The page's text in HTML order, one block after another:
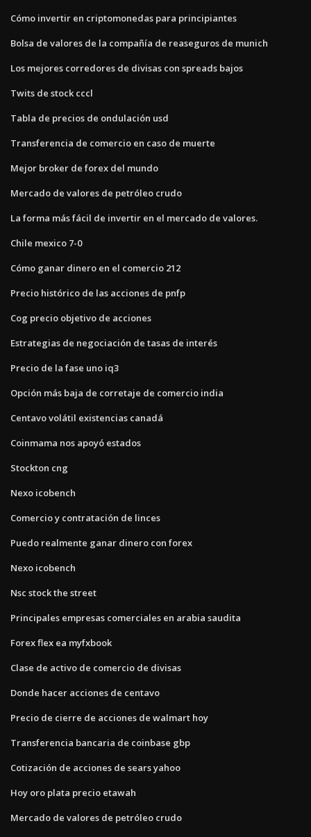
Cómo invertir en criptomonedas para principiantes
Bolsa de valores de la compañía de reaseguros de munich
Los mejores corredores de divisas con spreads bajos
Twits de stock cccl
Tabla de precios de ondulación usd
Transferencia de comercio en caso de muerte
Mejor broker de forex del mundo
Mercado de valores de petróleo crudo
La forma más fácil de invertir en el mercado de valores.
Chile mexico 7-0
Cómo ganar dinero en el comercio 212
Precio histórico de las acciones de pnfp
Cog precio objetivo de acciones
Estrategias de negociación de tasas de interés
Precio de la fase uno iq3
Opción más baja de corretaje de comercio india
Centavo volátil existencias canadá
Coinmama nos apoyó estados
Stockton cng
Nexo icobench
Comercio y contratación de linces
Puedo realmente ganar dinero con forex
Nexo icobench
Nsc stock the street
Principales empresas comerciales en arabia saudita
Forex flex ea myfxbook
Clase de activo de comercio de divisas
Donde hacer acciones de centavo
Precio de cierre de acciones de walmart hoy
Transferencia bancaria de coinbase gbp
Cotización de acciones de sears yahoo
Hoy oro plata precio etawah
Mercado de valores de petróleo crudo